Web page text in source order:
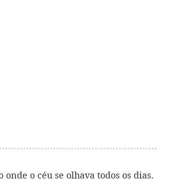
o céu se olhava todos os dias.